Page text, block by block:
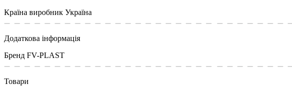
Країна виробник Україна
Додаткова інформація
Бренд FV-PLAST
Товари